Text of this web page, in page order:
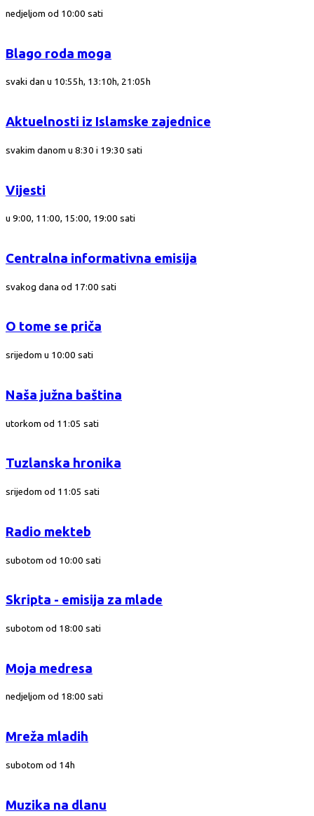
nedjeljom od 10:00 sati
Blago roda moga
svaki dan u 10:55h, 13:10h, 21:05h
Aktuelnosti iz Islamske zajednice
svakim danom u 8:30 i 19:30 sati
Vijesti
u 9:00, 11:00, 15:00, 19:00 sati
Centralna informativna emisija
svakog dana od 17:00 sati
O tome se priča
srijedom u 10:00 sati
Naša južna baština
utorkom od 11:05 sati
Tuzlanska hronika
srijedom od 11:05 sati
Radio mekteb
subotom od 10:00 sati
Skripta - emisija za mlade
subotom od 18:00 sati
Moja medresa
nedjeljom od 18:00 sati
Mreža mladih
subotom od 14h
Muzika na dlanu